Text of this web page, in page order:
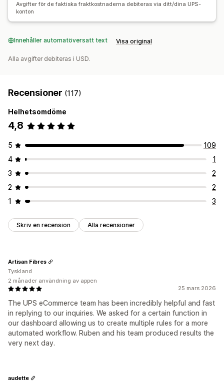
Avgifter för de faktiska fraktkostnaderna debiteras via ditt/dina UPS-
konton
Innehåller automatöversatt text Visa original
Alla avgifter debiteras i USD.
Recensioner (117)
Helhetsomdöme
4,8
5
109
4
1
3
2
2
2
1
3
Skriv en recension Alla recensioner
25 mars 2026
The UPS eCommerce team has been incredibly helpful and fast
in replying to our inquiries. We asked for a certain function in
our dashboard allowing us to create multiple rules for a more
automated workflow. Ruben and his team produced results the
very next day.
Artisan Fibres
Tyskland
2 månader användning av appen
audette